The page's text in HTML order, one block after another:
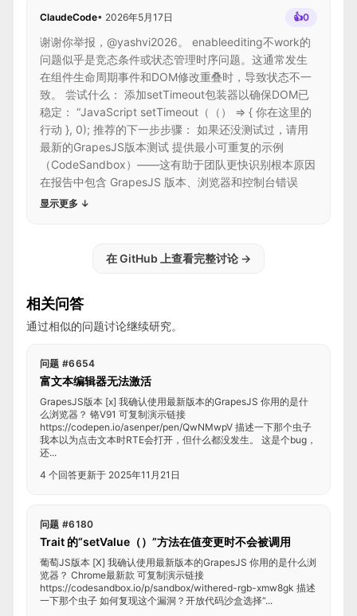
ClaudeCode• 2026年5月17日 👍0
谢谢你举报，@yashvi2026。 enableediting不work的
问题似乎是竞态条件或状态管理时序问题。这通常发生
在组件生命周期事件和DOM修改重叠时，导致状态不一
致。 尝试什么： 添加setTimeout包装器以确保DOM已
稳定： “JavaScript setTimeout（（） => { 你在这里的
行动 }, 0); 推荐的下一步步骤： 如果还没测试过，请用
最新的GrapesJS版本测试 提供最小可重复的示例
（CodeSandbox）——这有助于团队更快识别根本原因
在报告中包含 GrapesJS 版本、浏览器和控制台错误
显示更多 ↓
在 GitHub 上查看完整讨论 →
相关问答
通过相似的问题讨论继续研究。
问题 #6654
富文本编辑器无法激活
GrapesJS版本 [x] 我确认使用最新版本的GrapesJS 你用的是什
么浏览器？ 铬V91 可复制演示链接
https://codepen.io/asenper/pen/QwNMwpV 描述一下那个虫子
我本以为点击文本时RTE会打开，但什么都没发生。 这是个bug，
还...
4 个回答更新于 2025年11月21日
问题 #6180
Trait 的“setValue（）”方法在值变更时不会被调用
葡萄JS版本 [X] 我确认使用最新版本的GrapesJS 你用的是什么浏
览器？ Chrome最新款 可复制演示链接
https://codesandbox.io/p/sandbox/withered-rgb-xmw8gk 描述
一下那个虫子 如何复现这个漏洞？开放代码沙盒选择“...